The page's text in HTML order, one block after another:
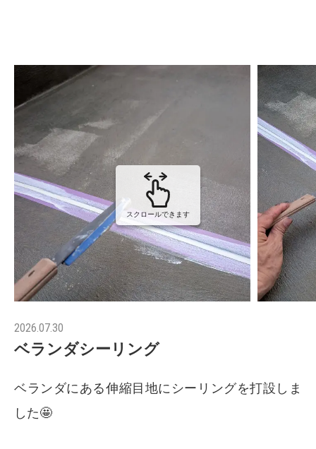
スクロールできます
2026.07.30
ベランダシーリング
ベランダにある伸縮目地にシーリングを打設しま
した🤩